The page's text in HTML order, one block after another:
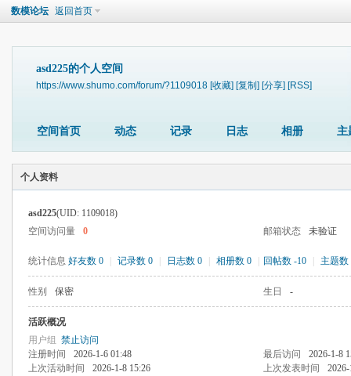
数模论坛 返回首页
asd225的个人空间
https://www.shumo.com/forum/?1109018 [收藏] [复制] [分享] [RSS]
空间首页 动态 记录 日志 相册 主
个人资料
asd225(UID: 1109018)
空间访问量
0 邮箱状态 未验证
统计信息 好友数 0 记录数 0 日志数 0 相册数 0 回帖数 -10 主题数
性别 保密 生日 -
活跃概况
用户组 禁止访问
注册时间
2026-1-6 01:48 最后访问
2026-1-8
上次活动时间
2026-1-8 15:26 上次发表时间